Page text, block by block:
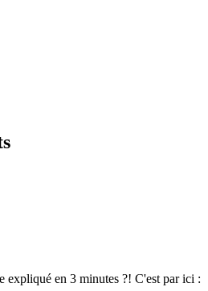
expliqué en 3 minutes ?! C'est par ici :